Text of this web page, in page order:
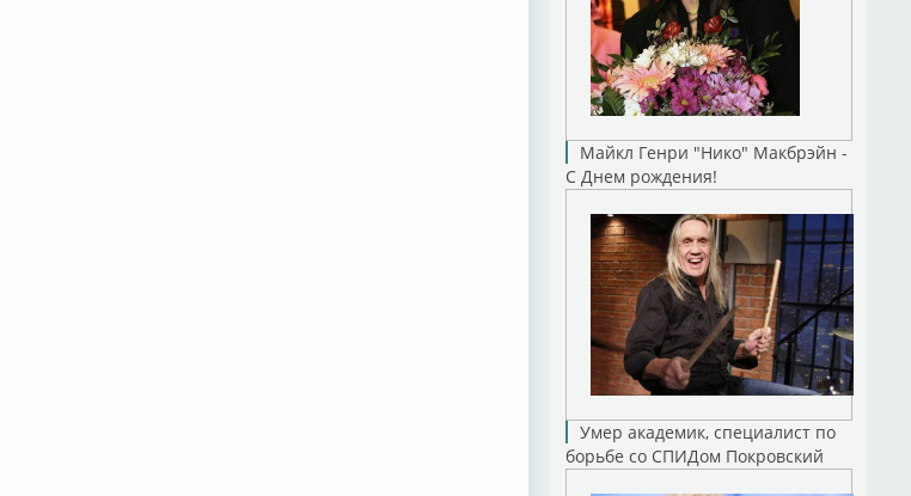
Майкл Генри "Нико" Макбрэйн -
С Днем рождения!
Умер академик, специалист по
борьбе со СПИДом Покровский